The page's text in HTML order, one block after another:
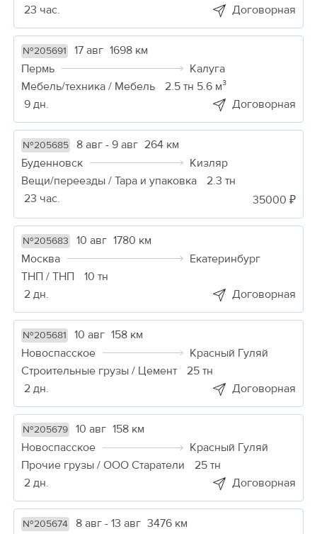
23 час.
Договорная
№205691 17 авг 1698 км
Пермь
Калуга
Мебель/техника / Мебель
2.5 тн 5.6 м³
9 дн.
Договорная
№205685 8 авг - 9 авг 264 км
Буденновск
Кизляр
Вещи/переезды / Тара и упаковка
2.3 тн
23 час.
35000 ₽
№205683 10 авг 1780 км
Москва
Екатеринбург
ТНП / ТНП
10 тн
2 дн.
Договорная
№205681 10 авг 158 км
Новоспасское
Красный Гуляй
Строительные грузы / Цемент
25 тн
2 дн.
Договорная
№205679 10 авг 158 км
Новоспасское
Красный Гуляй
Прочие грузы / ООО Старатели
25 тн
2 дн.
Договорная
№205674 8 авг - 13 авг 3476 км